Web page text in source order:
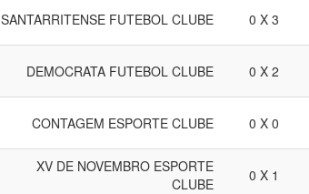
SANTARRITENSE FUTEBOL CLUBE 0 X 3
DEMOCRATA FUTEBOL CLUBE 0 X 2
CONTAGEM ESPORTE CLUBE 0 X 0
XV DE NOVEMBRO ESPORTE
CLUBE
0 X 1